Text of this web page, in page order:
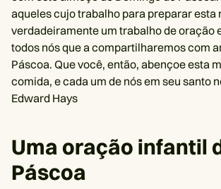
aqueles cujo trabalho para preparar esta
verdadeiramente um trabalho de oração
todos nós que a compartilharemos com
Páscoa. Que você, então, abençoe esta
comida, e cada um de nós em seu santo
Edward Hays
Uma oração infantil
Páscoa